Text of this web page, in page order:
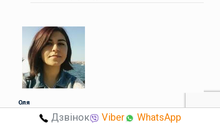
Оля
Дзвінок Viber WhatsApp